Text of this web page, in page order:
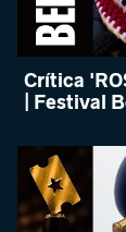
Crítica
| Festival